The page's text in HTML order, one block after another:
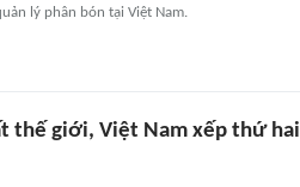
lý phân bón tại Việt Nam.
thế giới, Việt Nam xếp thứ hai